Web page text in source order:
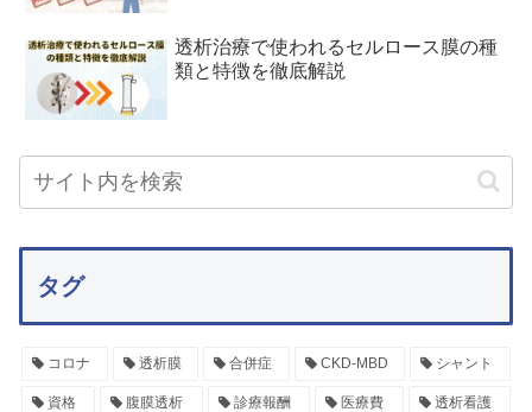
透析治療で使われるセルロース膜の種
類と特徴を徹底解説
タグ
コロナ 透析膜 合併症 CKD-MBD シャント
資格 腹膜透析 診療報酬 医療費 透析看護